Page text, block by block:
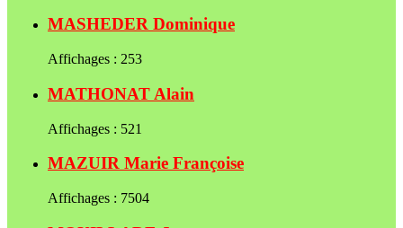
MASHEDER Dominique
Affichages : 253
MATHONAT Alain
Affichages : 521
MAZUIR Marie Françoise
Affichages : 7504